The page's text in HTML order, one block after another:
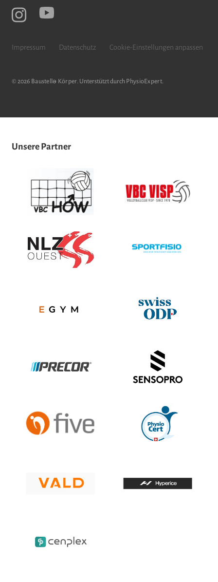
Impressum Datenschutz Cookie-Einstellungen anpassen
© 2026 Baustellǝ Körper . Unterstützt durch PhysioExpert.
Unsere Partner